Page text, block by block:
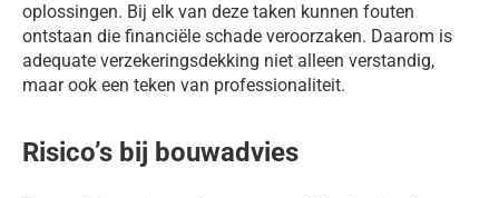
oplossingen. Bij elk van deze taken kunnen fouten
ontstaan die financiële schade veroorzaken. Daarom is
adequate verzekeringsdekking niet alleen verstandig,
maar ook een teken van professionaliteit.
Risico’s bij bouwadvies